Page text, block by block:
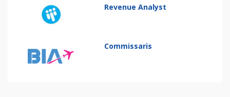
Revenue Analyst
Commissaris